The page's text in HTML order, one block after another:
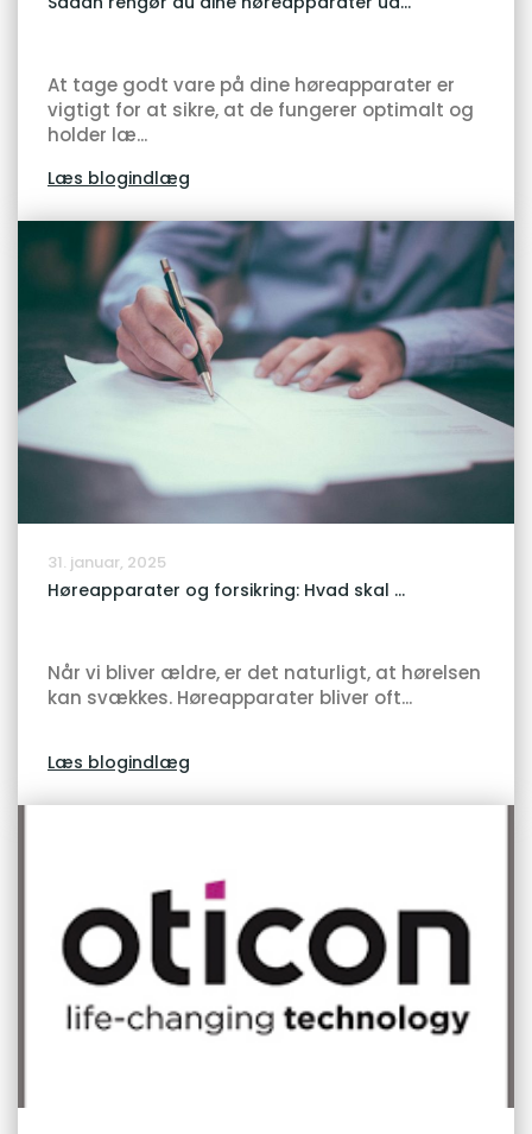
At tage godt vare på dine høreapparater er
vigtigt for at sikre, at de fungerer optimalt og
holder læ...
Læs blogindlæg
31. januar, 2025
Høreapparater og forsikring: Hvad skal ...
Når vi bliver ældre, er det naturligt, at hørelsen
kan svækkes. Høreapparater bliver oft...
Læs blogindlæg